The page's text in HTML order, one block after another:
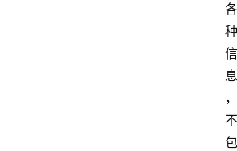
各
种
信
息
，
不
包